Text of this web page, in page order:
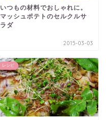
いつもの材料でおしゃれに。
マッシュポテトのセルクルサ
ラダ
2015-03-03
レシピ